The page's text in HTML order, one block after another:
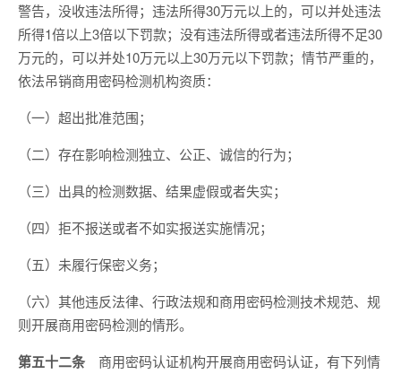
警告，没收违法所得；违法所得30万元以上的，可以并处违法
所得1倍以上3倍以下罚款；没有违法所得或者违法所得不足30
万元的，可以并处10万元以上30万元以下罚款；情节严重的，
依法吊销商用密码检测机构资质：
（一）超出批准范围；
（二）存在影响检测独立、公正、诚信的行为；
（三）出具的检测数据、结果虚假或者失实；
（四）拒不报送或者不如实报送实施情况；
（五）未履行保密义务；
（六）其他违反法律、行政法规和商用密码检测技术规范、规
则开展商用密码检测的情形。
第五十二条 商用密码认证机构开展商用密码认证，有下列情